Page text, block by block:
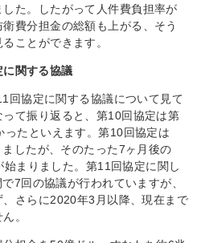
た。したがって人件費負担率が
費分担金の総額も上がる、そう
ことができます。
に関する協議
回協定に関する協議について見て
て振り返ると、第10回協定は第
たといえます。第10回協定は
したが、そのたった7ヶ月後の
まりました。第11回協定に関し
7回の協議が行われていますが、
さらに2020年3月以降、現在まで
。